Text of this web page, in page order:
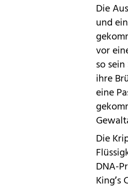
Die
und
vor
so
ihre
eine
Die
DNA-